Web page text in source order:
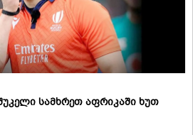
სამხრეთ აფრიკაში ხუთ